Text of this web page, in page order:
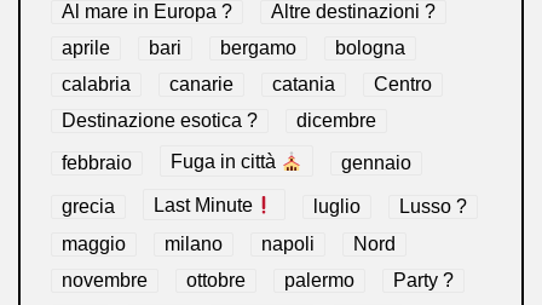
Al mare in Europa ?️
Altre destinazioni ?
aprile
bari bergamo
bologna
calabria
canarie catania
Centro
Destinazione esotica ?
dicembre
febbraio Fuga in città gennaio
grecia Last Minute luglio
Lusso ?
maggio
milano napoli
Nord
novembre
ottobre palermo
Party ?